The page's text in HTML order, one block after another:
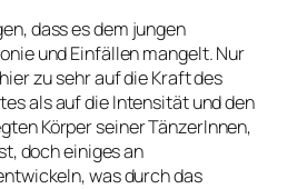
dass es dem jungen
und Einfällen mangelt. Nur
zu sehr auf die Kraft des
als auf die Intensität und den
Körper seiner TänzerInnen,
doch einiges an
was durch das